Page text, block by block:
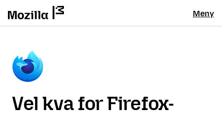
Meny
Vel kva for Firefox-